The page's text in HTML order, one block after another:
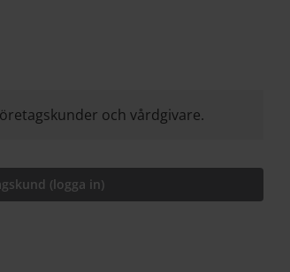
och vårdgivare.
(logga in)